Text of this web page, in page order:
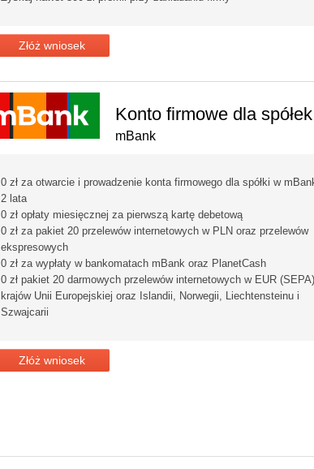
Złóż wniosek
Konto firmowe dla spółek
mBank
0 zł za otwarcie i prowadzenie konta firmowego dla spółki w
2 lata
0 zł opłaty miesięcznej za pierwszą kartę debetową
0 zł za pakiet 20 przelewów internetowych w PLN oraz przelewów
ekspresowych
0 zł za wypłaty w bankomatach mBank oraz PlanetCash
0 zł pakiet 20 darmowych przelewów internetowych w EUR
krajów Unii Europejskiej oraz Islandii, Norwegii, Liechtensteinu i
Szwajcarii
Złóż wniosek